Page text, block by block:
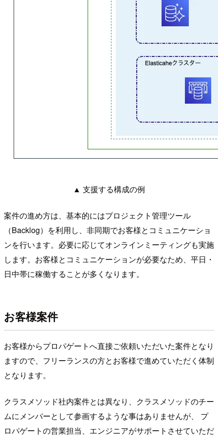
▲ 支援する構成の例
案件の進め方は、基本的にはプロジェクト管理ツール
（Backlog）を利用し、非同期でお客様とコミュニケーショ
ンを行います。必要に応じてオンラインミーティングも実施
します。お客様とコミュニケーションが必要なため、平日・
日中帯に稼働することが多くなります。
お客様案件
お客様からプロパゲートへ直接ご依頼いただいた案件となり
ますので、フリーランスの方とお客様で進めていただく体制
となります。
クラスメソッド社内案件とは異なり、クラスメソッドのチー
ムにメンバーとして参画するような事はありませんが、 プ
ロパゲートの営業担当、エンジニアがサポートさせていただ